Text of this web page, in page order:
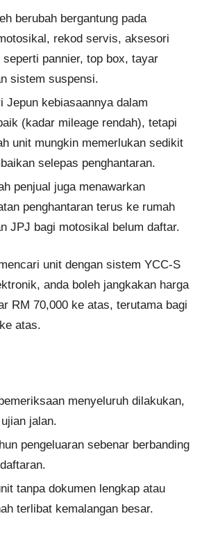
berubah bergantung pada
rekod servis, aksesori
seperti pannier, top box, tayar
sistem suspensi.
Jepun kebiasaannya dalam
(kadar mileage rendah), tetapi
unit mungkin memerlukan sedikit
selepas penghantaran.
penjual juga menawarkan
penghantaran terus ke rumah
JPJ bagi motosikal belum daftar.
unit dengan sistem YCC-S
anda boleh jangkakan harga
RM 70,000 ke atas, terutama bagi
atas.
menyeluruh dilakukan,
jalan.
pengeluaran sebenar berbanding
tanpa dokumen lengkap atau
terlibat kemalangan besar.